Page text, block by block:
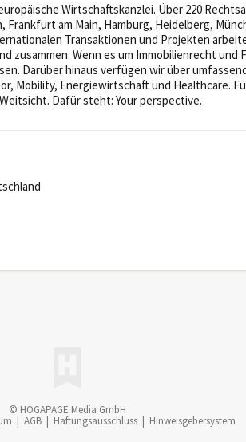
Wirtschaftskanzlei. Über 220
am Main, Hamburg, Heidelberg,
Transaktionen und Projekten
zusammen. Wenn es um Immobilienrecht
Darüber hinaus verfügen wir über
Mobility, Energiewirtschaft und Healthcare.
Dafür steht: Your perspective.
© HOGAPAGE Media GmbH
AGB Haftungsausschluss Hinweisgebersystem